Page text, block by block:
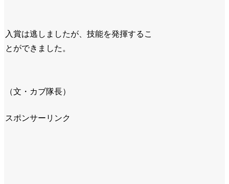
入賞は逃しましたが、技能を発揮するこ
とができました。
（文・カブ隊長）
スポンサーリンク